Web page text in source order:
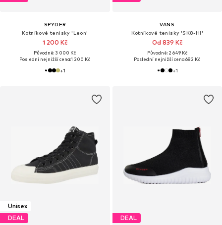
SPYDER
Kotníkové tenisky 'Leon'
1 200 Kč
Původně: 3 000 Kč
Poslední nejnižší cena:1 200 Kč
+1
VANS
Kotníkové tenisky 'SK8-HI'
Od 839 Kč
Původně: 2 649 Kč
Poslední nejnižší cena:682 Kč
+1
Unisex
DEAL
DEAL